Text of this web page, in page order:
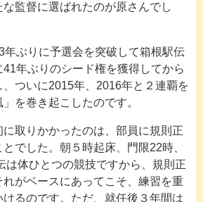
な監督に選ばれたのが原さんでし
年ぶりに予選会を突破して箱根駅伝
年ぶりのシード権を獲得してから
ついに2015年、2016年と２連覇を
を巻き起こしたのです。
に取りかかったのは、部員に規則正
でした。朝５時起床、門限22時、
は体ひとつの競技ですから、規則正
れがベースにあってこそ、練習を重
るのです。ただ、就任後３年間は